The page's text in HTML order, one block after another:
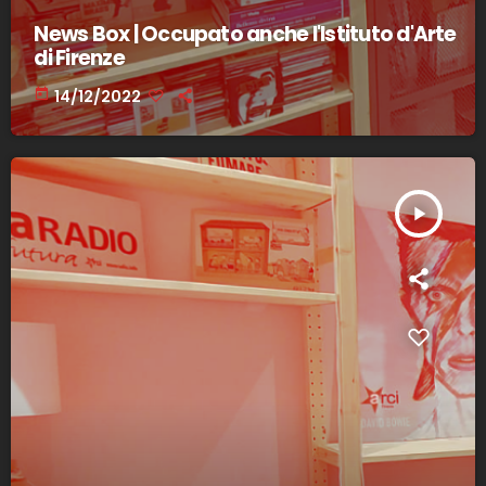
News Box | Occupato anche l'Istituto d'Arte
di Firenze
today 14/12/2022
play_arrow